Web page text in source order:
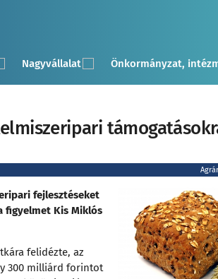
Nagyvállalat Önkormányzat,
fejlesztéseket
figyelmet Kis Miklós
felidézte, az
300 milliárd forintot